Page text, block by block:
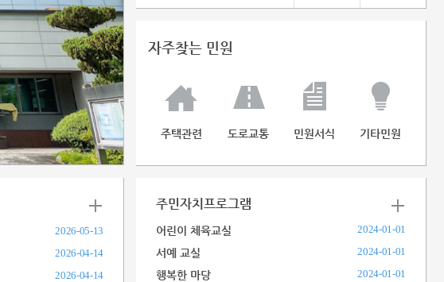
자주찾는 민원
주택관련 도로교통 민원서식 기타민원
2026-05-13
2026-04-14
2026-04-14
주민자치프로그램
어린이 체육교실 2024-01-01
서예 교실 2024-01-01
행복한 마당 2024-01-01